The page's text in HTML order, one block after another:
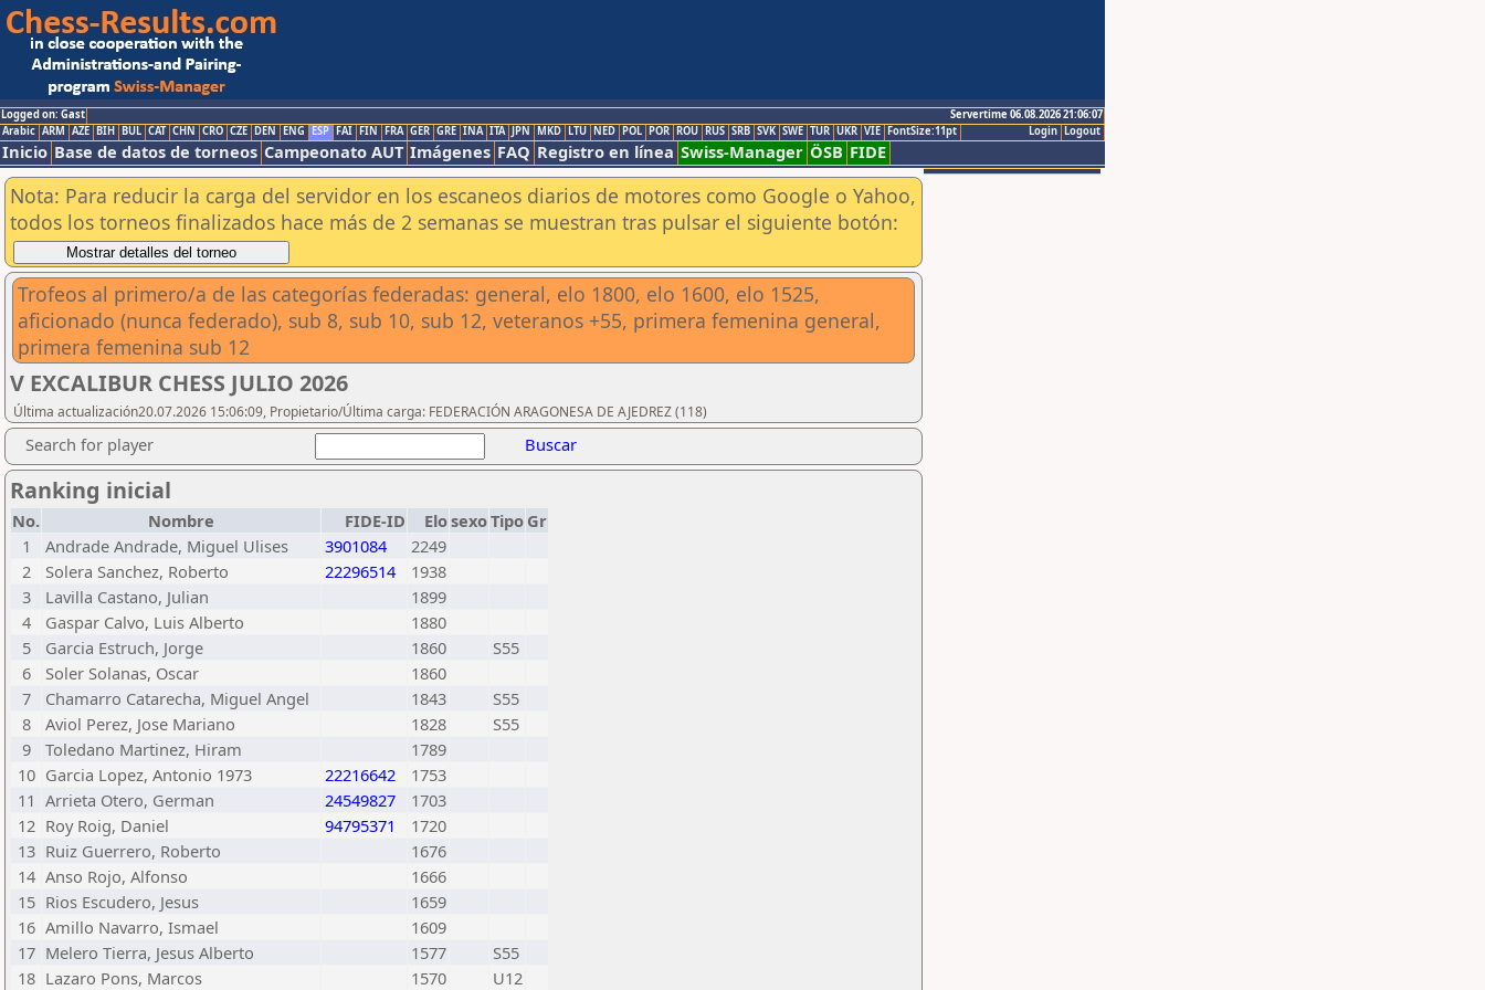
Logged on: Gast
Servertime 06.08.2026 21:06:07
Logout
Login
Arabic ARM AZE BIH BUL CAT CHN CRO CZE DEN ENG ESP FAI FIN FRA GER GRE INA ITA JPN MKD LTU NED POL POR ROU RUS SRB SVK SWE TUR UKR VIE FontSize:11pt
Inicio Base de datos de torneos Campeonato AUT Imágenes FAQ Registro en línea Swiss-Manager ÖSB FIDE
Nota: Para reducir la carga del servidor en los escaneos diarios de motores como Google o Yahoo,
todos los torneos finalizados hace más de 2 semanas se muestran tras pulsar el siguiente botón:
Trofeos al primero/a de las categorías federadas: general, elo 1800, elo 1600, elo 1525,
aficionado (nunca federado), sub 8, sub 10, sub 12, veteranos +55, primera femenina general,
primera femenina sub 12
V EXCALIBUR CHESS JULIO 2026
Última actualización20.07.2026 15:06:09, Propietario/Última carga: FEDERACIÓN ARAGONESA DE AJEDREZ (118)
Search for player Buscar
Ranking inicial
No. Nombre FIDE-ID ElosexoTipo Gr
1
Andrade Andrade, Miguel Ulises 3901084
2249
2
Solera Sanchez, Roberto 22296514
1938
3
Lavilla Castano, Julian
1899
4
Gaspar Calvo, Luis Alberto
1880
5
Garcia Estruch, Jorge 1860
S55
6
Soler Solanas, Oscar
1860
7
Chamarro Catarecha, Miguel Angel 1843
S55
8
Aviol Perez, Jose Mariano 1828
S55
9
Toledano Martinez, Hiram
1789
10 Garcia Lopez, Antonio 1973 22216642
1753
11 Arrieta Otero, German 24549827
1703
12 Roy Roig, Daniel 94795371
1720
13 Ruiz Guerrero, Roberto
1676
14 Anso Rojo, Alfonso
1666
15 Rios Escudero, Jesus
1659
16 Amillo Navarro, Ismael
1609
17 Melero Tierra, Jesus Alberto 1577
S55
18 Lazaro Pons, Marcos 1570 U12